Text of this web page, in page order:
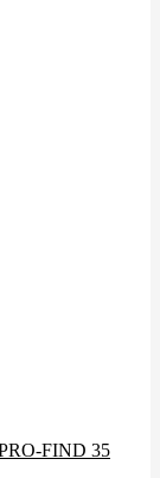
FIND 35